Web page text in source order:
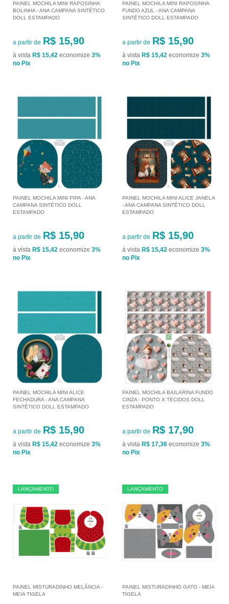
PAINEL MOCHILA MINI RAPOSINHA
BOLINHA - ANA CAMPANA SINTÉTICO
DOLL ESTAMPADO
a partir de R$ 15,90
à vista R$ 15,42 economize 3%
no Pix
PAINEL MOCHILA MINI RAPOSINHA
FUNDO AZUL - ANA CAMPANA
SINTÉTICO DOLL ESTAMPADO
a partir de R$ 15,90
à vista R$ 15,42 economize 3%
no Pix
PAINEL MOCHILA MINI PIPA - ANA
CAMPANA SINTÉTICO DOLL
ESTAMPADO
a partir de R$ 15,90
à vista R$ 15,42 economize 3%
no Pix
PAINEL MOCHILA MINI ALICE JANELA
- ANA CAMPANA SINTÉTICO DOLL
ESTAMPADO
a partir de R$ 15,90
à vista R$ 15,42 economize 3%
no Pix
PAINEL MOCHILA MINI ALICE
FECHADURA - ANA CAMPANA
SINTÉTICO DOLL ESTAMPADO
a partir de R$ 15,90
à vista R$ 15,42 economize 3%
no Pix
PAINEL MOCHILA BAILARINA FUNDO
CINZA - PONTO X TECIDOS DOLL
ESTAMPADO
a partir de R$ 17,90
à vista R$ 17,36 economize 3%
no Pix
LANÇAMENTO
PAINEL MISTURADINHO MELÂNCIA -
MEIA TIGELA
LANÇAMENTO
PAINEL MISTURADINHO GATO - MEIA
TIGELA